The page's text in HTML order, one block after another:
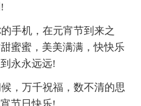
手机，在元宵节到来之
蜜蜜，美美满满，快快乐
永永远远!
，万千祝福，数不清的思
节日快乐!